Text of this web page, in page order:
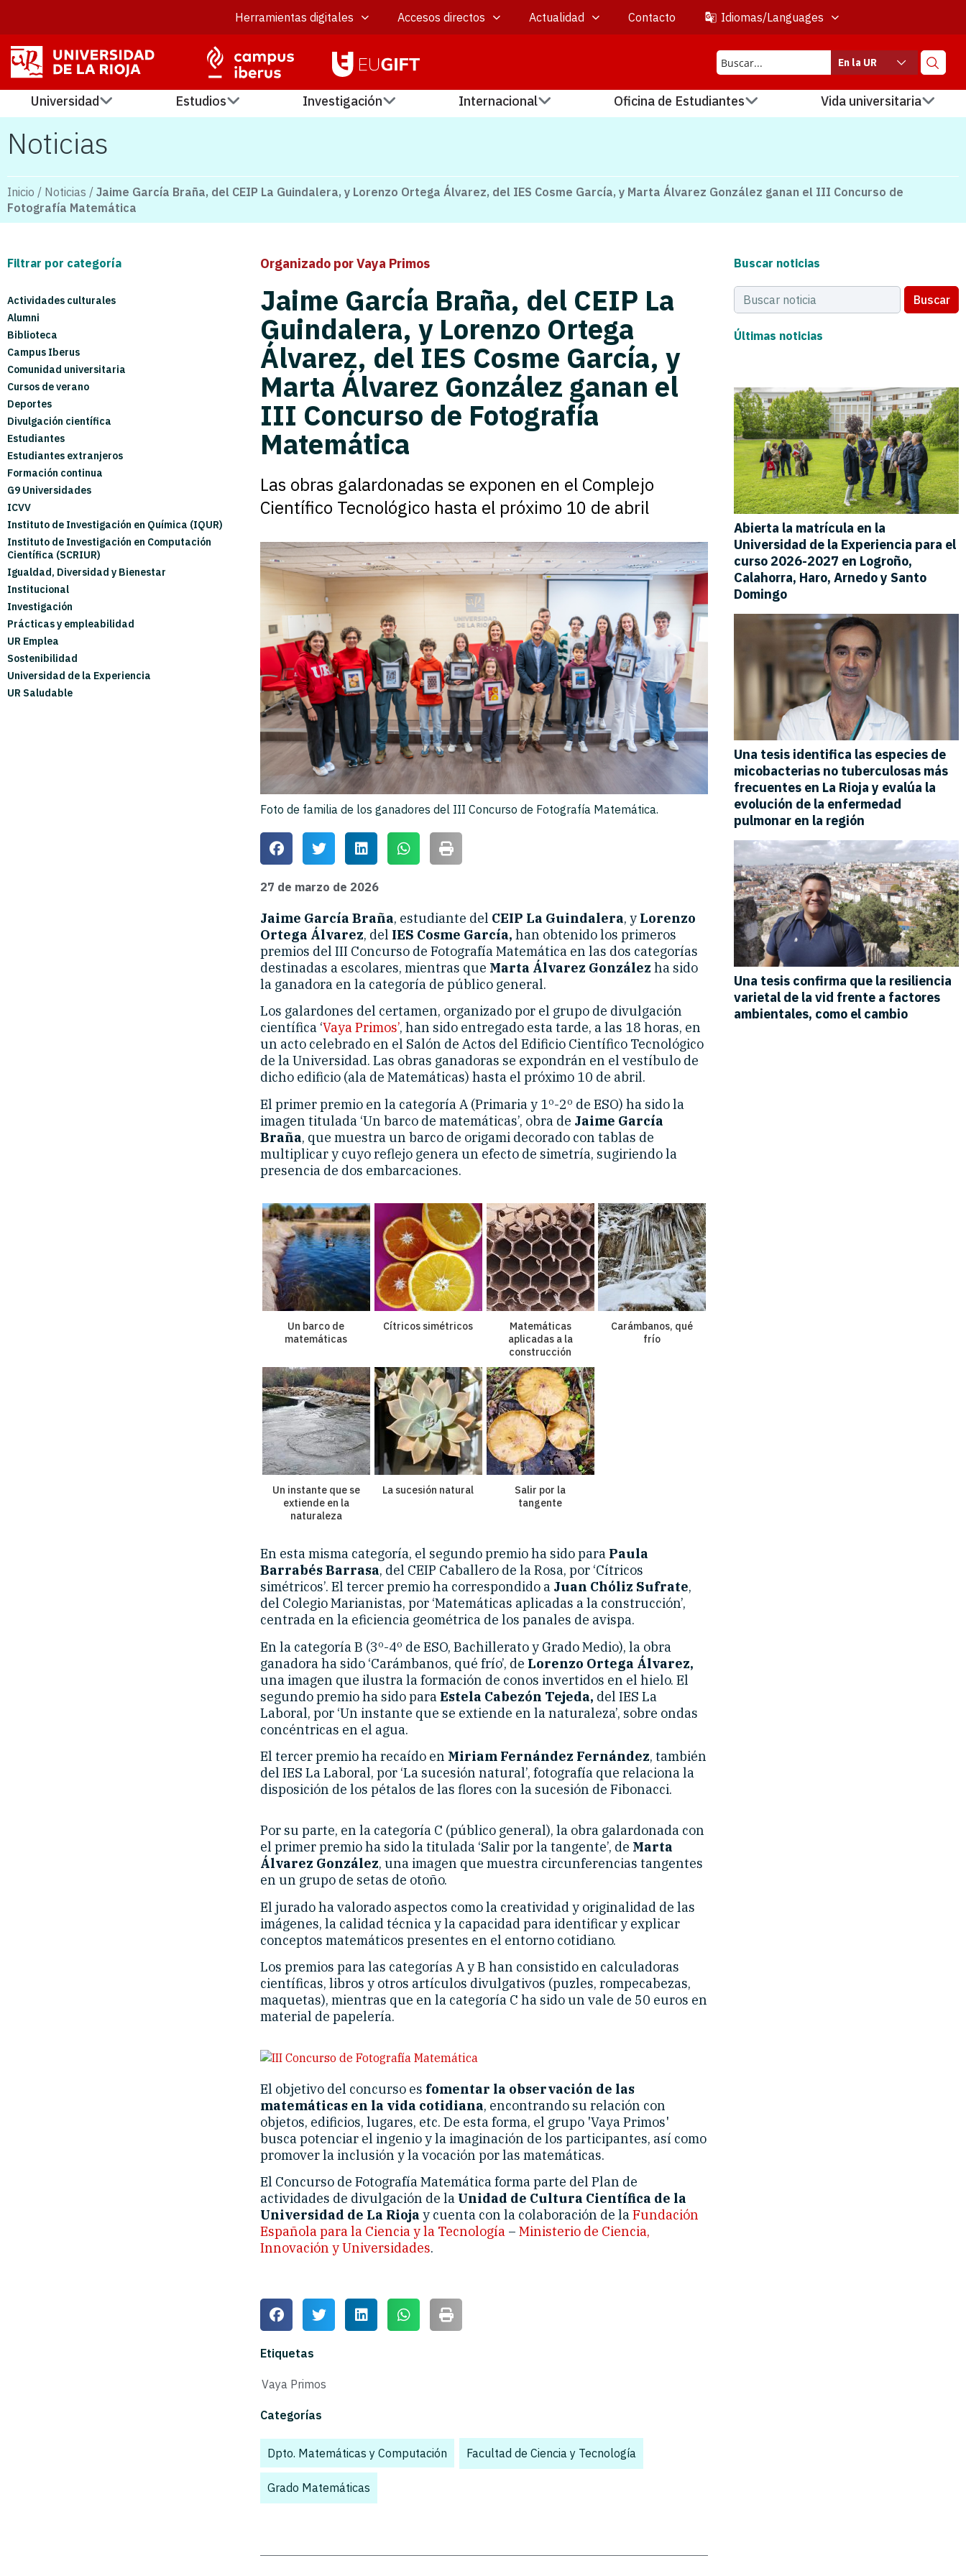
Herramientas digitales Accesos directos Actualidad Contacto Idiomas/Languages
En la UR
Universidad Estudios Investigación Internacional Oficina de Estudiantes Vida universitaria
Noticias
Inicio / Noticias / Jaime García Braña, del CEIP La Guindalera, y Lorenzo Ortega Álvarez, del IES Cosme García, y Marta Álvarez González ganan el III Concurso de
Fotografía Matemática
Filtrar por categoría
Actividades culturales
Alumni
Biblioteca
Campus Iberus
Comunidad universitaria
Cursos de verano
Deportes
Divulgación científica
Estudiantes
Estudiantes extranjeros
Formación continua
G9 Universidades
ICVV
Instituto de Investigación en Química (IQUR)
Instituto de Investigación en Computación
Científica (SCRIUR)
Igualdad, Diversidad y Bienestar
Institucional
Investigación
Prácticas y empleabilidad
UR Emplea
Sostenibilidad
Universidad de la Experiencia
UR Saludable
Organizado por Vaya Primos
Jaime García Braña, del CEIP La
Guindalera, y Lorenzo Ortega
Álvarez, del IES Cosme García, y
Marta Álvarez González ganan el
III Concurso de Fotografía
Matemática
Las obras galardonadas se exponen en el Complejo
Científico Tecnológico hasta el próximo 10 de abril
Foto de familia de los ganadores del III Concurso de Fotografía Matemática.
27 de marzo de 2026
Jaime García Braña, estudiante del CEIP La Guindalera, y Lorenzo
Ortega Álvarez, del IES Cosme García, han obtenido los primeros
premios del III Concurso de Fotografía Matemática en las dos categorías
destinadas a escolares, mientras que Marta Álvarez González ha sido
la ganadora en la categoría de público general.
Los galardones del certamen, organizado por el grupo de divulgación
científica ‘Vaya Primos’, han sido entregado esta tarde, a las 18 horas, en
un acto celebrado en el Salón de Actos del Edificio Científico Tecnológico
de la Universidad. Las obras ganadoras se expondrán en el vestíbulo de
dicho edificio (ala de Matemáticas) hasta el próximo 10 de abril.
El primer premio en la categoría A (Primaria y 1º-2º de ESO) ha sido la
imagen titulada ‘Un barco de matemáticas’, obra de Jaime García
Braña, que muestra un barco de origami decorado con tablas de
multiplicar y cuyo reflejo genera un efecto de simetría, sugiriendo la
presencia de dos embarcaciones.
Un barco de
matemáticas
Cítricos simétricos
Matemáticas
aplicadas a la
construcción
Carámbanos, qué
frío
Un instante que se
extiende en la
naturaleza
La sucesión natural
Salir por la
tangente
En esta misma categoría, el segundo premio ha sido para Paula
Barrabés Barrasa, del CEIP Caballero de la Rosa, por ‘Cítricos
simétricos’. El tercer premio ha correspondido a Juan Chóliz Sufrate,
del Colegio Marianistas, por ‘Matemáticas aplicadas a la construcción’,
centrada en la eficiencia geométrica de los panales de avispa.
En la categoría B (3º-4º de ESO, Bachillerato y Grado Medio), la obra
ganadora ha sido ‘Carámbanos, qué frío’, de Lorenzo Ortega Álvarez,
una imagen que ilustra la formación de conos invertidos en el hielo. El
segundo premio ha sido paraEstela Cabezón Tejeda, del IES La
Laboral, por ‘Un instante que se extiende en la naturaleza’, sobre ondas
concéntricas en el agua.
El tercer premio ha recaído en Miriam Fernández Fernández, también
del IES La Laboral, por ‘La sucesión natural’, fotografía que relaciona la
disposición de los pétalos de las flores con la sucesión de Fibonacci.
Por su parte, en la categoría C (público general), la obra galardonada con
el primer premio ha sido la titulada ‘Salir por la tangente’, de Marta
Álvarez González, una imagen que muestra circunferencias tangentes
en un grupo de setas de otoño.
El jurado ha valorado aspectos como la creatividad y originalidad de las
imágenes, la calidad técnica y la capacidad para identificar y explicar
conceptos matemáticos presentes en el entorno cotidiano.
Los premios para las categorías A y B han consistido en calculadoras
científicas, libros y otros artículos divulgativos (puzles, rompecabezas,
maquetas), mientras que en la categoría C ha sido un vale de 50 euros en
material de papelería.
El objetivo del concurso es fomentar la observación de las
matemáticas en la vida cotidiana, encontrando su relación con
objetos, edificios, lugares, etc. De esta forma, el grupo 'Vaya Primos'
busca potenciar el ingenio y la imaginación de los participantes, así como
promover la inclusión y la vocación por las matemáticas.
El Concurso de Fotografía Matemática forma parte del Plan de
actividades de divulgación de la Unidad de Cultura Científica de la
Universidad de La Rioja y cuenta con la colaboración de laFundación
Española para la Ciencia y la Tecnología – Ministerio de Ciencia,
Innovación y Universidades.
Etiquetas
Vaya Primos
Categorías
Dpto. Matemáticas y Computación Facultad de Ciencia y Tecnología
Grado Matemáticas
Buscar noticias
Buscar
Últimas noticias